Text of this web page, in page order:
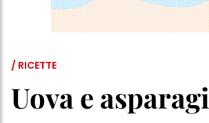
/ RICETTE
Uova e asparagi